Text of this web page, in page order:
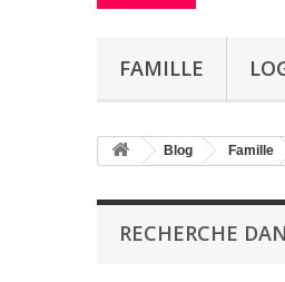
FAMILLE
Blog Famille
RECHERCHE